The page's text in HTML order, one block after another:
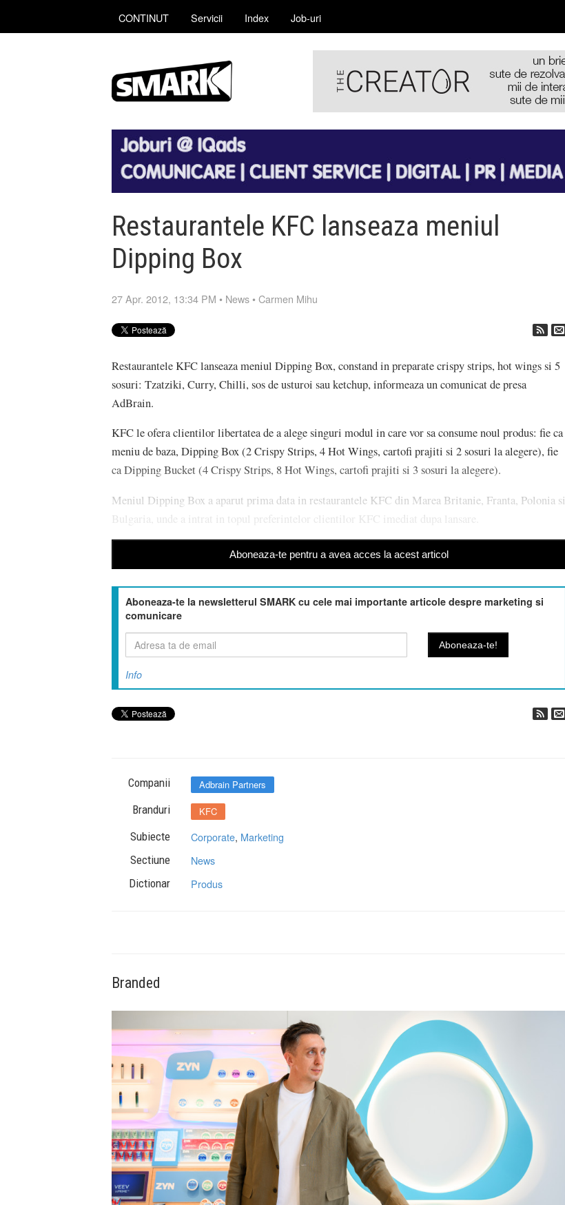
CONTINUT Servicii Index Job-uri
Restaurantele KFC lanseaza meniul
Dipping Box
27 Apr. 2012, 13:34 PM • News •Carmen Mihu
Restaurantele KFC lanseaza meniul Dipping Box, constand in preparate crispy strips, hot wings si 5
sosuri: Tzatziki, Curry, Chilli, sos de usturoi sau ketchup, informeaza un comunicat de presa
AdBrain.
KFC le ofera clientilor libertatea de a alege singuri modul in care vor sa consume noul produs: fie ca
meniu de baza, Dipping Box (2 Crispy Strips, 4 Hot Wings, cartofi prajiti si 2 sosuri la alegere), fie
ca Dipping Bucket (4 Crispy Strips, 8 Hot Wings, cartofi prajiti si 3 sosuri la alegere).
Meniul Dipping Box a aparut prima data in restaurantele KFC din Marea Britanie, Franta, Polonia si
Bulgaria, unde a intrat in topul preferintelor clientilor KFC imediat dupa lansare.
Aboneaza-te pentru a avea acces la acest articol
Aboneaza-te la newsletterul SMARK cu cele mai importante articole despre marketing si
comunicare
Info
Companii Adbrain Partners
Branduri KFC
Subiecte Corporate, Marketing
Sectiune News
Dictionar Produs
Branded